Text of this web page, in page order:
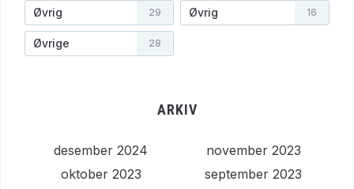
Øvrig 29 Øvrig 16
Øvrige 28
ARKIV
desember 2024
november 2023
oktober 2023
september 2023